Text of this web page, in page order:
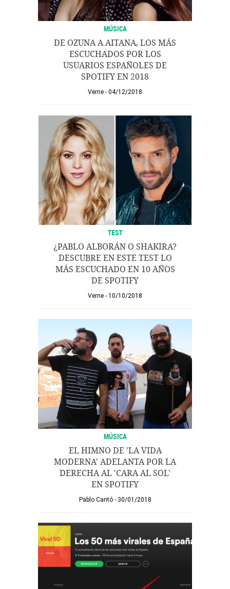
MÚSICA
DE OZUNA A AITANA, LOS MÁS
ESCUCHADOS POR LOS
USUARIOS ESPAÑOLES DE
SPOTIFY EN 2018
Verne 04/12/2018
TEST
¿PABLO ALBORÁN O SHAKIRA?
DESCUBRE EN ESTE TEST LO
MÁS ESCUCHADO EN 10 AÑOS
DE SPOTIFY
Verne 10/10/2018
MÚSICA
EL HIMNO DE 'LA VIDA
MODERNA' ADELANTA POR LA
DERECHA AL 'CARA AL SOL'
EN SPOTIFY
Pablo Cantó 30/01/2018